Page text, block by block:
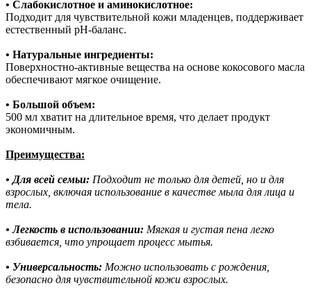
• Слабокислотное и аминокислотное:
Подходит для чувствительной кожи младенцев, поддерживает
естественный pH-баланс.
• Натуральные ингредиенты:
Поверхностно-активные вещества на основе кокосового масла
обеспечивают мягкое очищение.
• Большой объем:
500 мл хватит на длительное время, что делает продукт
экономичным.
Преимущества:
• Для всей семьи: Подходит не только для детей, но и для
взрослых, включая использование в качестве мыла для лица и
тела.
• Легкость в использовании: Мягкая и густая пена легко
взбивается, что упрощает процесс мытья.
• Универсальность: Можно использовать с рождения,
безопасно для чувствительной кожи взрослых.